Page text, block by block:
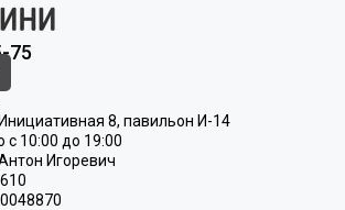
75
Инициативная 8, павильон И-14
с 10:00 до 19:00
Игоревич